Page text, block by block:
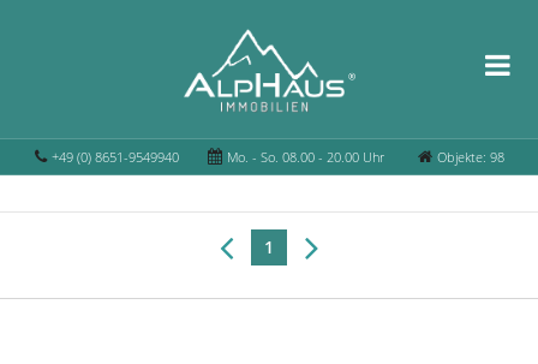
+49 (0) 8651-9549940 Mo. - So. 08.00 - 20.00 Uhr Objekte: 98
1